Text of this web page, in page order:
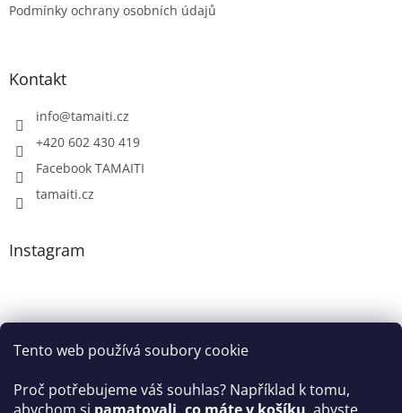
Tento web používá soubory cookie
Proč potřebujeme váš souhlas? Například k tomu,
Podmínky ochrany osobních údajů
Kontakt
info@tamaiti.cz
+420 602 430 419
Facebook TAMAITI
tamaiti.cz
Instagram